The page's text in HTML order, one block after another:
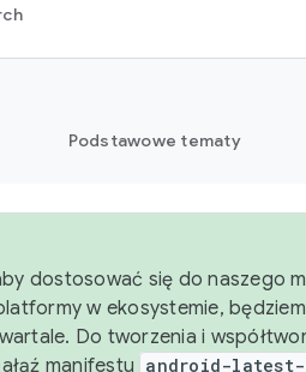
Podstawowe tematy
dostosować się do naszego
w ekosystemie,
Do tworzenia i
manifestu android-latest-